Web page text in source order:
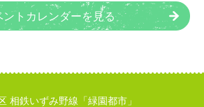
ントカレンダーを見る
相鉄いずみ野線「緑園都市」